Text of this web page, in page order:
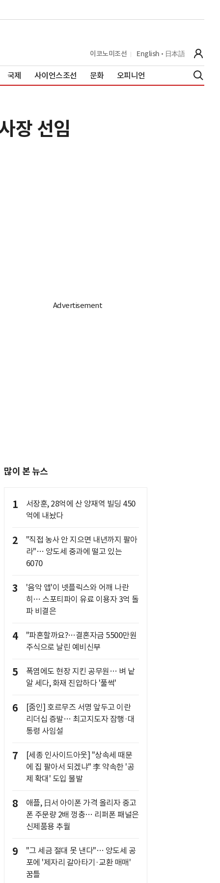
이코노미조선 English 日本語
국제 사이언스조선 문화 오피니언
장 선임
많이 본 뉴스
1
서장훈, 28억에 산 양재역 빌딩 450
억에 내놨다
2
"직접 농사 안 지으면 내년까지 팔아
라"… 양도세 중과에 떨고 있는
6070
3
'음악 앱'이 넷플릭스와 어깨 나란
히… 스포티파이 유료 이용자 3억 돌
파 비결은
4
"파혼할까요?…결혼자금 5500만원
주식으로 날린 예비신부
5
폭염에도 현장 지킨 공무원… 벼 낱
알 세다, 화재 진압하다 '풀썩'
6
[줌인] 호르무즈 서명 앞두고 이란
리더십 증발… 최고지도자 잠행·대
통령 사임설
7
[세종 인사이드아웃] "상속세 때문
에 집 팔아서 되겠냐" 李 약속한 '공
제 확대' 도입 불발
8
애플, 日서 아이폰 가격 올리자 중고
폰 주문량 2배 껑충… 리퍼폰 패널은
신제품용 추월
9
"그 세금 절대 못 낸다"… 양도세 공
포에 '제자리 갈아타기·교환 매매'
꿈틀